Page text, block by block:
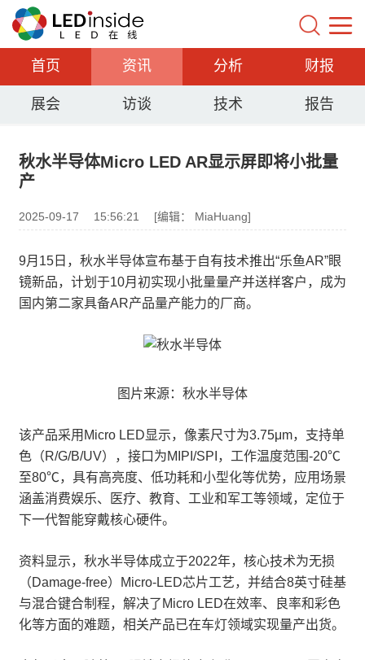
首页 资讯 分析 财报
展会 访谈 技术 报告
秋水半导体Micro LED AR显示屏即将小批量
产
2025-09-17 15:56:21 [编辑： MiaHuang]
9月15日，秋水半导体宣布基于自有技术推出“乐鱼AR”眼
镜新品，计划于10月初实现小批量量产并送样客户，成为
国内第二家具备AR产品量产能力的厂商。
图片来源：秋水半导体
该产品采用Micro LED显示，像素尺寸为3.75μm，支持单
色（R/G/B/UV），接口为MIPI/SPI，工作温度范围-20℃
至80℃，具有高亮度、低功耗和小型化等优势，应用场景
涵盖消费娱乐、医疗、教育、工业和军工等领域，定位于
下一代智能穿戴核心硬件。
资料显示，秋水半导体成立于2022年，核心技术为无损
（Damage-free）Micro-LED芯片工艺，并结合8英寸硅基
与混合键合制程，解决了Micro LED在效率、良率和彩色
化等方面的难题，相关产品已在车灯领域实现量产出货。